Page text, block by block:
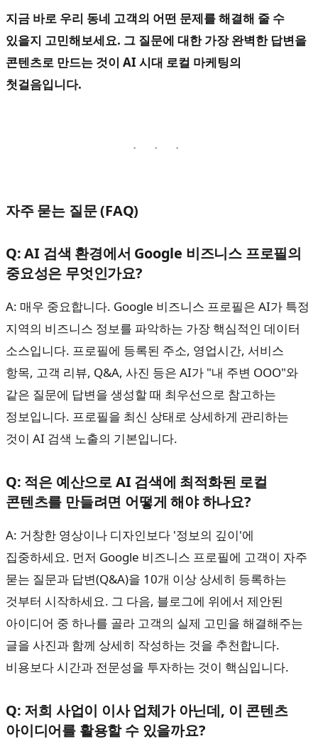
지금 바로 우리 동네 고객의 어떤 문제를 해결해 줄 수
있을지 고민해보세요. 그 질문에 대한 가장 완벽한 답변을
콘텐츠로 만드는 것이 AI 시대 로컬 마케팅의
첫걸음입니다.
자주 묻는 질문 (FAQ)
Q: AI 검색 환경에서 Google 비즈니스 프로필의
중요성은 무엇인가요?
A: 매우 중요합니다. Google 비즈니스 프로필은 AI가 특정
지역의 비즈니스 정보를 파악하는 가장 핵심적인 데이터
소스입니다. 프로필에 등록된 주소, 영업시간, 서비스
항목, 고객 리뷰, Q&A, 사진 등은 AI가 "내 주변 OOO"와
같은 질문에 답변을 생성할 때 최우선으로 참고하는
정보입니다. 프로필을 최신 상태로 상세하게 관리하는
것이 AI 검색 노출의 기본입니다.
Q: 적은 예산으로 AI 검색에 최적화된 로컬
콘텐츠를 만들려면 어떻게 해야 하나요?
A: 거창한 영상이나 디자인보다 '정보의 깊이'에
집중하세요. 먼저 Google 비즈니스 프로필에 고객이 자주
묻는 질문과 답변(Q&A)을 10개 이상 상세히 등록하는
것부터 시작하세요. 그 다음, 블로그에 위에서 제안된
아이디어 중 하나를 골라 고객의 실제 고민을 해결해주는
글을 사진과 함께 상세히 작성하는 것을 추천합니다.
비용보다 시간과 전문성을 투자하는 것이 핵심입니다.
Q: 저희 사업이 이사 업체가 아닌데, 이 콘텐츠
아이디어를 활용할 수 있을까요?